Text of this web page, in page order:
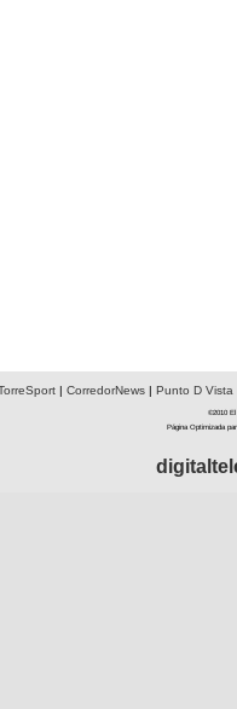
| CorredorNews| Punto D Vista
©2010 El
Página Optimizada